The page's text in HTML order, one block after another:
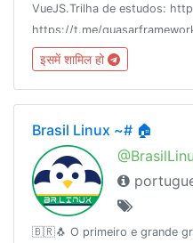
VueJS.Trilha de estudos:
https://t.me/
इसमें शामिल हो
Brasil Linux ~# 🏠
🇧🇷🐧 O primeiro e grande